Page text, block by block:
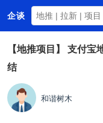
企谈
首页
商务资源
资讯动态
关于我们
【地推项目】 支付宝
结
和谐树木